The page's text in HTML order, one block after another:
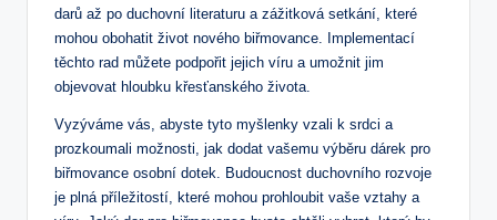
darů až‌ po duchovní literaturu a zážitková ⁤setkání, které
mohou obohatit život nového biřmovance. ⁣Implementací
těchto rad můžete podpořit jejich víru a umožnit jim
objevovat hloubku křesťanského života.
Vyzýváme vás, abyste ⁣tyto myšlenky vzali ​k‌ srdci ⁣a
‌prozkoumali možnosti, jak dodat vašemu výběru​ dárek pro
biřmovance osobní dotek. Budoucnost duchovního⁢ rozvoje
je plná příležitostí, které mohou prohloubit vaše vztahy a